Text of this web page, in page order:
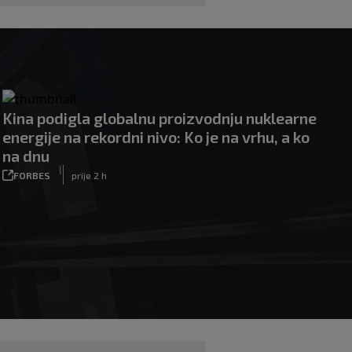
Kina podigla globalnu proizvodnju nuklearne
energije na rekordni nivo: Ko je na vrhu, a ko
na dnu
FORBES
|
prije 2 h